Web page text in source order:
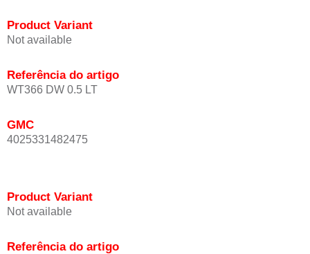
Product Variant
Not available
Referência do artigo
WT366 DW 0.5 LT
GMC
4025331482475
Product Variant
Not available
Referência do artigo